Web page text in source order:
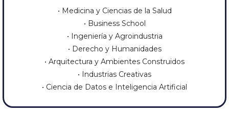
• Medicina y Ciencias de la Salud
• Business School
• Ingeniería y Agroindustria
• Derecho y Humanidades
• Arquitectura y Ambientes Construidos
• Industrias Creativas
• Ciencia de Datos e Inteligencia Artificial